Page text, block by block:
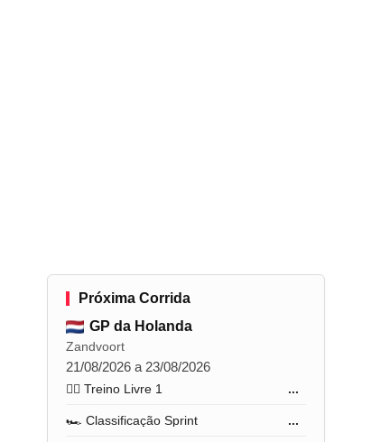
Próxima Corrida
GP da Holanda
Zandvoort
21/08/2026 a 23/08/2026
🏋️‍♂️ Treino Livre 1 ...
🏎️ Classificação Sprint ...